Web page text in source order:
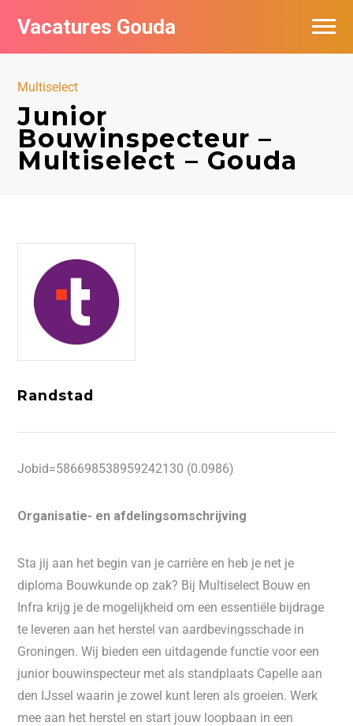
Vacatures Gouda
Multiselect
Junior
Bouwinspecteur –
Multiselect – Gouda
Randstad
Jobid=586698538959242130 (0.0986)
Organisatie- en afdelingsomschrijving
Sta jij aan het begin van je carrière en heb je net je
diploma Bouwkunde op zak? Bij Multiselect Bouw en
Infra krijg je de mogelijkheid om een essentiële bijdrage
te leveren aan het herstel van aardbevingsschade in
Groningen. Wij bieden een uitdagende functie voor een
junior bouwinspecteur met als standplaats Capelle aan
den IJssel waarin je zowel kunt leren als groeien. Werk
mee aan het herstel en start jouw loopbaan in een
Vacatures per bedrijf in Gouda